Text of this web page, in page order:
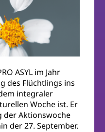
ASYL im Jahr
des Flüchtlings ins
integraler
Woche ist. Er
der Aktionswoche
der 27. September.